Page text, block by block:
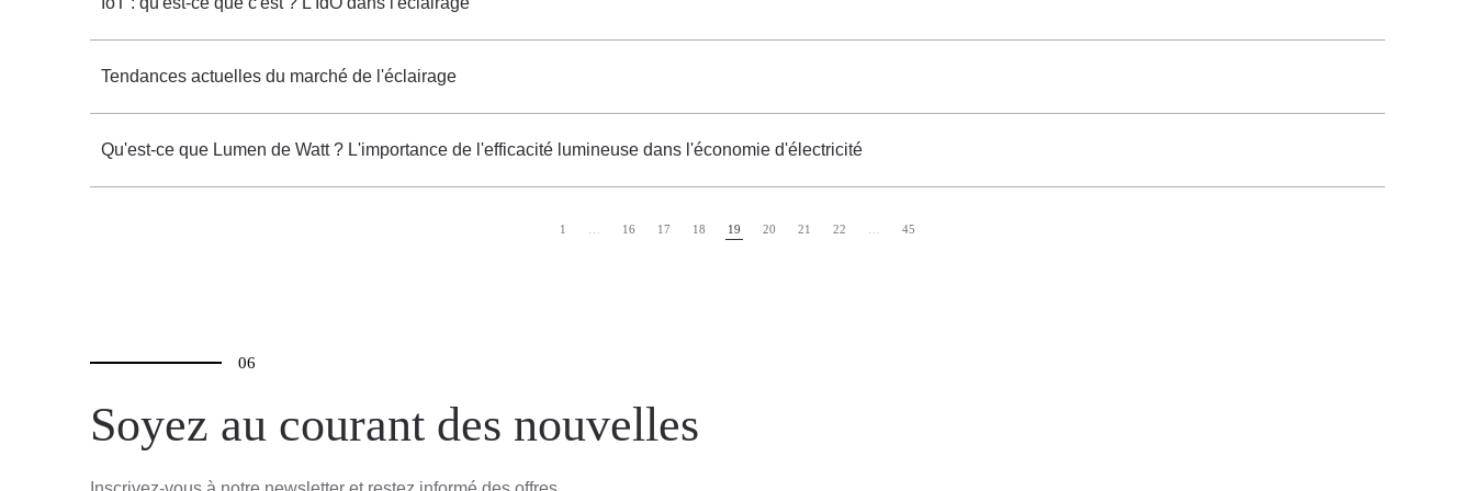
Tendances actuelles du marché de l'éclairage
Qu'est-ce que Lumen de Watt ? L'importance de l'efficacité lumineuse dans l'économie d'électricité
1 16 17 18 19 20 21 22 45
06
Soyez au courant des nouvelles